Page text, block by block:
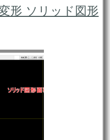
形 ソリッド図形